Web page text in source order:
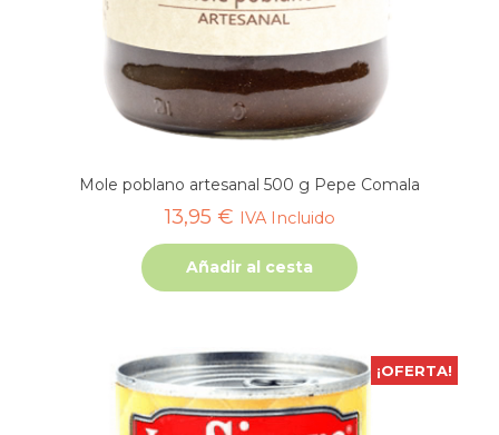
Mole poblano artesanal 500 g Pepe Comala
13,95 € IVA Incluido
Añadir al cesta
¡OFERTA!